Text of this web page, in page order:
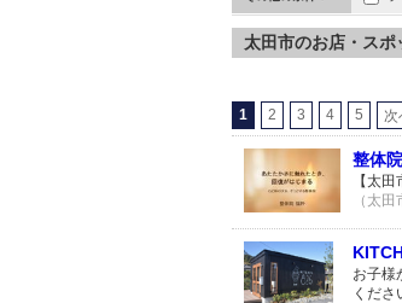
太田市のお店・スポ
1 2 3 4 5 次
整体
【太
（太
お子様
くださ